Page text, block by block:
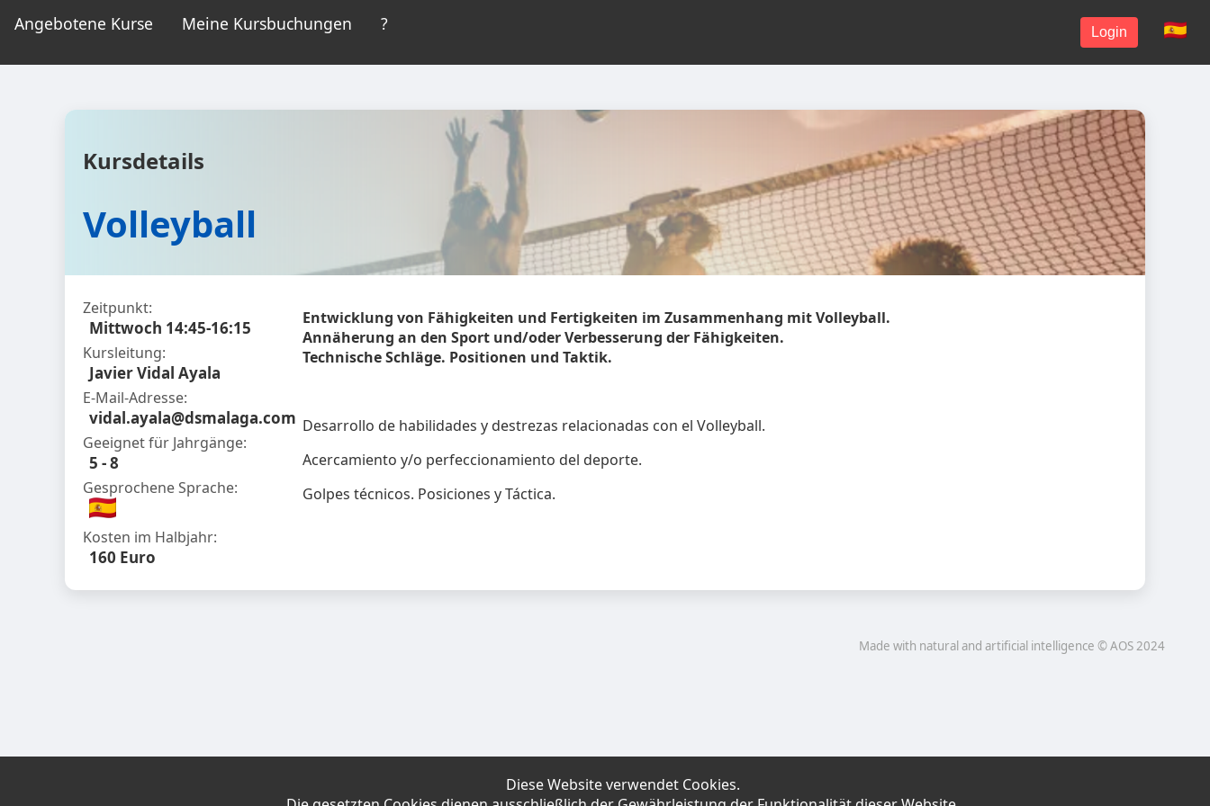
Angebotene Kurse Meine Kursbuchungen ? Login
Kursdetails
Volleyball
Zeitpunkt:
Mittwoch 14:45-16:15
Kursleitung:
Javier Vidal Ayala
E-Mail-Adresse:
vidal.ayala@dsmalaga.com
Geeignet für Jahrgänge:
5 - 8
Gesprochene Sprache:
Kosten im Halbjahr:
160 Euro
Entwicklung von Fähigkeiten und Fertigkeiten im Zusammenhang mit Volleyball.
Annäherung an den Sport und/oder Verbesserung der Fähigkeiten.
Technische Schläge. Positionen und Taktik.
Desarrollo de habilidades y destrezas relacionadas con el Volleyball.
Acercamiento y/o perfeccionamiento del deporte.
Golpes técnicos. Posiciones y Táctica.
Made with natural and artificial intelligence © AOS 2024
Diese Website verwendet Cookies.